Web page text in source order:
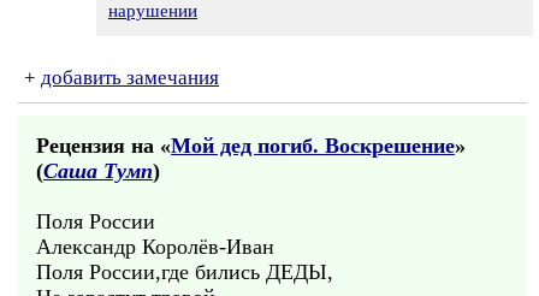
нарушении
+ добавить замечания
Рецензия на «Мой дед погиб. Воскрешение»
(Саша Тумп)
Поля России
Александр Королёв-Иван
Поля России,где бились ДЕДЫ,